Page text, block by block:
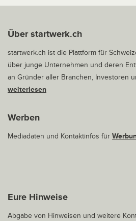
Über startwerk.ch
startwerk.ch ist die Plattform für
über junge Unternehmen und deren
an Gründer aller Branchen, Investoren
weiterlesen
Werben
Mediadaten und Kontaktinfos für
Eure Hinweise
Abgabe von Hinweisen und weitere